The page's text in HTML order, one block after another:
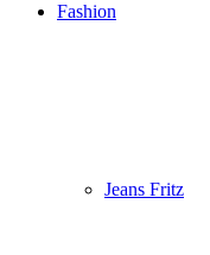
Fashion
Jeans Fritz